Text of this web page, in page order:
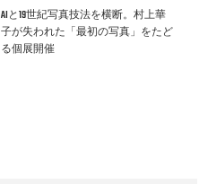
AIと19世紀写真技法を横断。村上華
子が失われた「最初の写真」をたど
る個展開催